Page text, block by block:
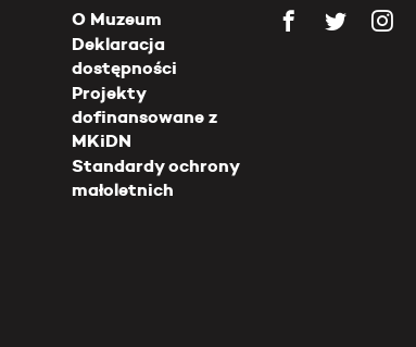
O Muzeum
Deklaracja
dostępności
Projekty
dofinansowane z
MKiDN
Standardy ochrony
małoletnich